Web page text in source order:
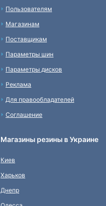
Пользователям
Магазинам
Поставщикам
Параметры шин
Параметры дисков
Реклама
Для правообладателей
Соглашение
Магазины резины в Украине
Киев
Харьков
Днепр